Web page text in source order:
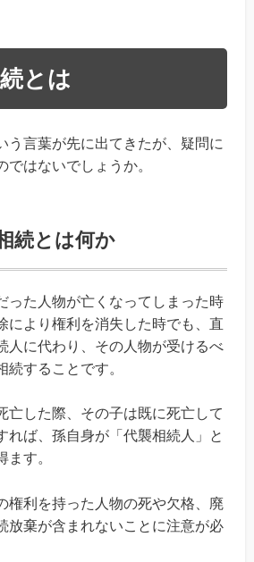
とは
う言葉が先に出てきたが、疑問に
ではないでしょうか。
続とは何か
った人物が亡くなってしまった時
により権利を消失した時でも、直
人に代わり、その人物が受けるべ
続することです。
亡した際、その子は既に死亡して
れば、孫自身が「代襲相続人」と
ます。
権利を持った人物の死や欠格、廃
放棄が含まれないことに注意が必